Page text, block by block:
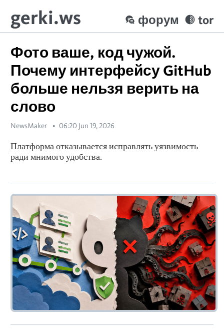
gerki.ws tor
форум
Фото ваше, код чужой.
Почему интерфейсу GitHub
больше нельзя верить на
слово
NewsMaker 06:20 Jun 19, 2026
Платформа отказывается исправлять уязвимость
ради мнимого удобства.